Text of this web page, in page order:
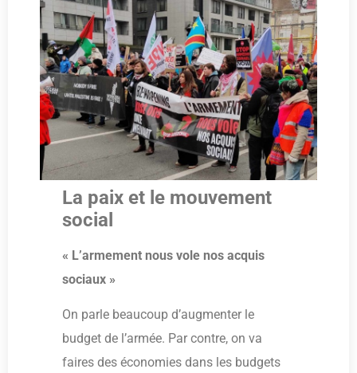
La paix et le mouvement
social
« L’armement nous vole nos acquis
sociaux »
On parle beaucoup d’augmenter le
budget de l’armée. Par contre, on va
faires des économies dans les budgets